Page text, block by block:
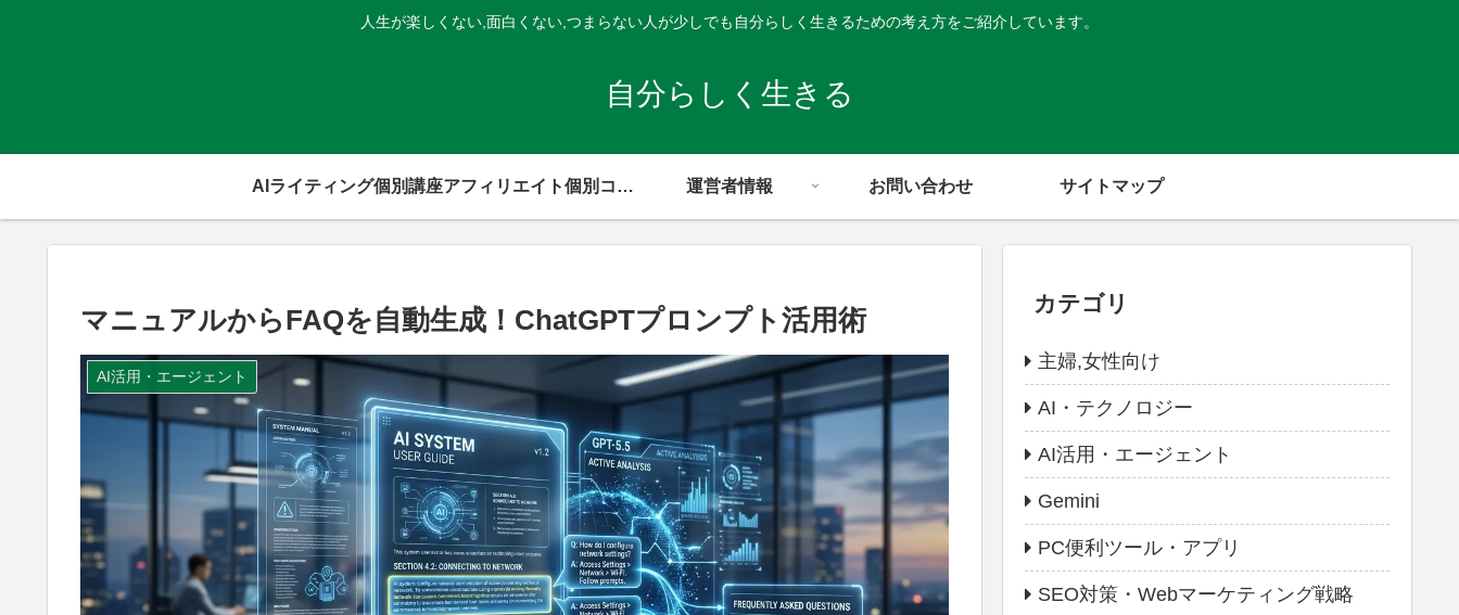
人生が楽しくない,面白くない,つまらない人が少しでも自分らしく生きるための考え方をご紹介しています。
自分らしく生きる
AIライティング個別講座 アフィリエイト個別コンサル 運営者情報 お問い合わせ サイトマップ
マニュアルからFAQを自動生成！ChatGPTプロンプト活用術
AI活用・エージェント
カテゴリ
主婦,女性向け
AI・テクノロジー
AI活用・エージェント
Gemini
PC便利ツール・アプリ
SEO対策・Webマーケティング戦略